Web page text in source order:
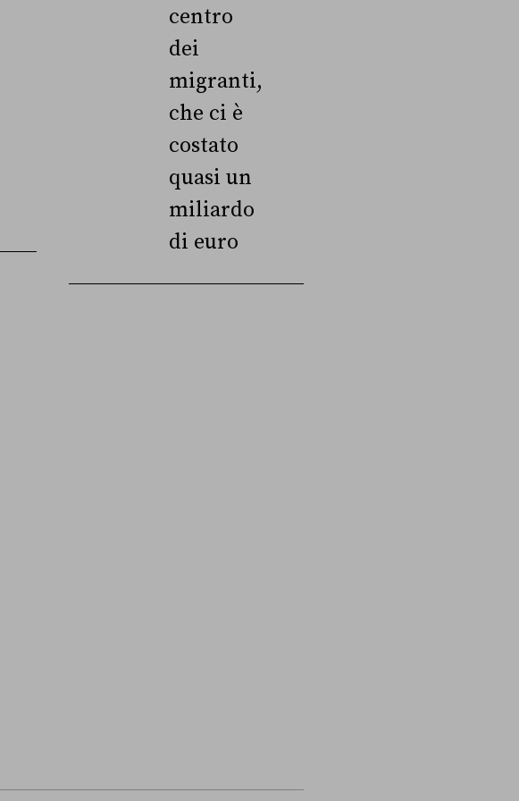
centro
dei
migranti,
che ci è
costato
quasi un
miliardo
di euro